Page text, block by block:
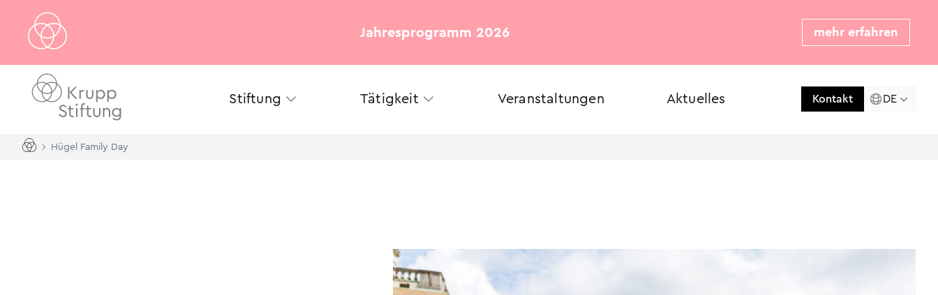
Jahresprogramm 2026 mehr erfahren
Stiftung Tätigkeit Veranstaltungen Aktuelles Kontakt DE
Hügel Family Day